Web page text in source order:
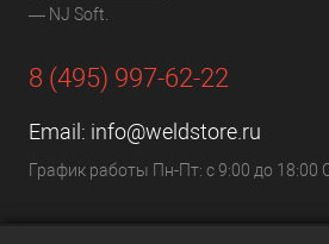
— NJ Soft.
8 (495) 997-62-22
Email: info@weldstore.ru
График работы Пн-Пт: с 9:00 до 18:00